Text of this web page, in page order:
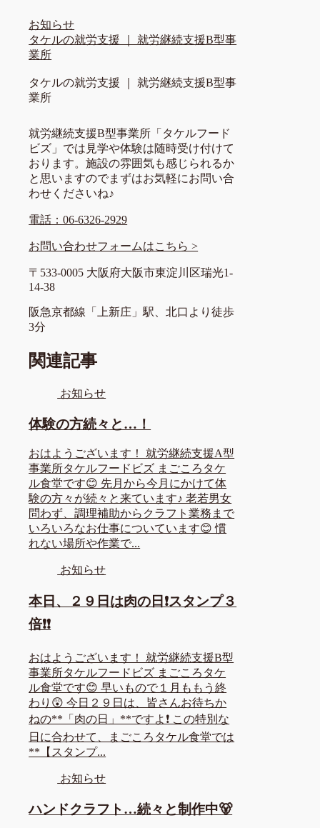
お知らせ
タケルの就労支援 ｜ 就労継続支援B型事
業所
タケルの就労支援 ｜ 就労継続支援B型事
業所
就労継続支援B型事業所「タケルフード
ビズ」では見学や体験は随時受け付けて
おります。施設の雰囲気も感じられるか
と思いますのでまずはお気軽にお問い合
わせくださいね♪
電話：06-6326-2929
お問い合わせフォームはこちら >
〒533-0005 大阪府大阪市東淀川区瑞光1-
14-38
阪急京都線「上新庄」駅、北口より徒歩
3分
関連記事
お知らせ
体験の方続々と…！
おはようございます！ 就労継続支援A型
事業所タケルフードビズ まごころタケ
ル食堂です😊 先月から今月にかけて体
験の方々が続々と来ています♪ 老若男女
問わず、調理補助からクラフト業務まで
いろいろなお仕事についています😊 慣
れない場所や作業で...
お知らせ
本日、２９日は肉の日❗スタンプ３
倍❗❗
おはようございます！ 就労継続支援B型
事業所タケルフードビズ まごころタケ
ル食堂です😊 早いもので１月ももう終
わり😲 今日２９日は、皆さんお待ちか
ねの**「肉の日」**ですよ❗ この特別な
日に合わせて、まごころタケル食堂では
**【スタンプ...
お知らせ
ハンドクラフト…続々と制作中🐻